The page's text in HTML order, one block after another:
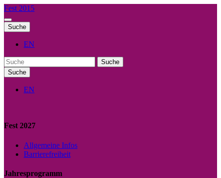
Fest 2015
Suche
EN
Suche
Suche
EN
Fest 2027
Allgemeine Infos
Barrierefreiheit
Jahresprogramm